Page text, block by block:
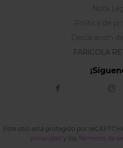
Nota
Política de
Declaración de
FARIGOLA
Este sitio está protegido por
privacidad y los Términos de